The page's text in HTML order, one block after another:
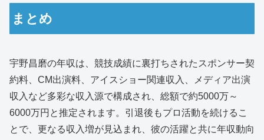
まとめ
宇野昌磨の年収は、競技成績に裏打ちされたスポンサー契
約料、CM出演料、アイスショー関連収入、メディア出演
収入など多彩な収入源で構成され、総額で約5000万～
6000万円と推定されます。引退後もプロ活動を続けるこ
とで、更なる収入増が見込まれ、彼の活躍と共に年収動向